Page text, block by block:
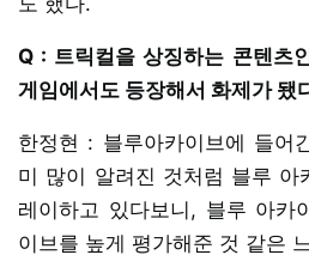
Q : 트릭컬을 상징하는 콘텐츠
게임에서도 등장해서 화제가 됐
한정현 : 블루아카이브에 들어
미 많이 알려진 것처럼 블루 아
레이하고 있다보니, 블루 아카
이브를 높게 평가해준 것 같은